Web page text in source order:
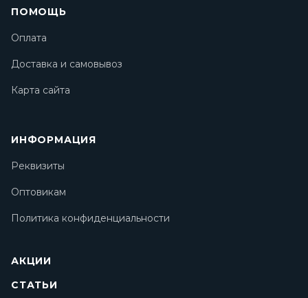
ПОМОЩЬ
Оплата
Доставка и самовывоз
Карта сайта
ИНФОРМАЦИЯ
Реквизиты
Оптовикам
Политика конфиденциальности
АКЦИИ
СТАТЬИ